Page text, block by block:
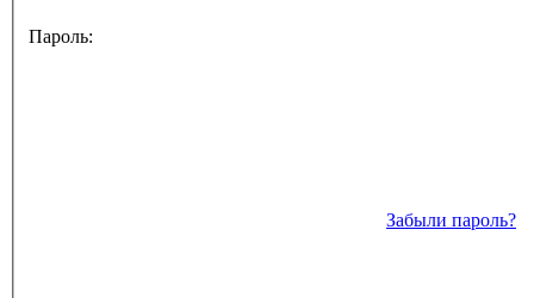
Пароль:
Забыли пароль?